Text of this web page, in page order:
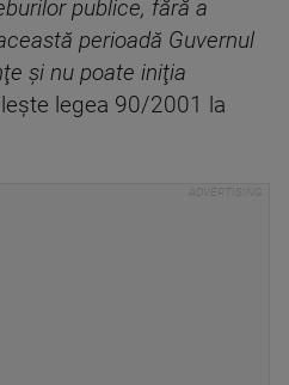
publice, fără a
perioadă Guvernul
şi nu poate iniţia
legea 90/2001 la